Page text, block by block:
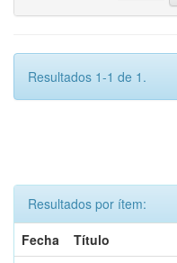
Resultados 1-1 de 1.
Resultados por ítem:
Fecha
Título